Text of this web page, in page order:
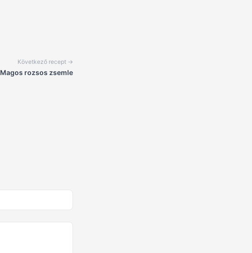
Következő recept →
Magos rozsos zsemle